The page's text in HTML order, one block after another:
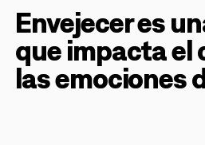
Envejecer es
que impacta el
las emociones